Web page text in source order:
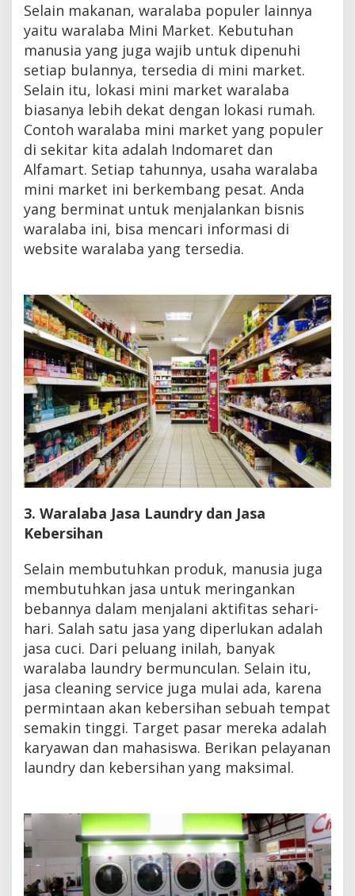
Selain makanan, waralaba populer lainnya
yaitu waralaba Mini Market. Kebutuhan
manusia yang juga wajib untuk dipenuhi
setiap bulannya, tersedia di mini market.
Selain itu, lokasi mini market waralaba
biasanya lebih dekat dengan lokasi rumah.
Contoh waralaba mini market yang populer
di sekitar kita adalah Indomaret dan
Alfamart. Setiap tahunnya, usaha waralaba
mini market ini berkembang pesat. Anda
yang berminat untuk menjalankan bisnis
waralaba ini, bisa mencari informasi di
website waralaba yang tersedia.
3. Waralaba Jasa Laundry dan Jasa
Kebersihan
Selain membutuhkan produk, manusia juga
membutuhkan jasa untuk meringankan
bebannya dalam menjalani aktifitas sehari-
hari. Salah satu jasa yang diperlukan adalah
jasa cuci. Dari peluang inilah, banyak
waralaba laundry bermunculan. Selain itu,
jasa cleaning service juga mulai ada, karena
permintaan akan kebersihan sebuah tempat
semakin tinggi. Target pasar mereka adalah
karyawan dan mahasiswa. Berikan pelayanan
laundry dan kebersihan yang maksimal.